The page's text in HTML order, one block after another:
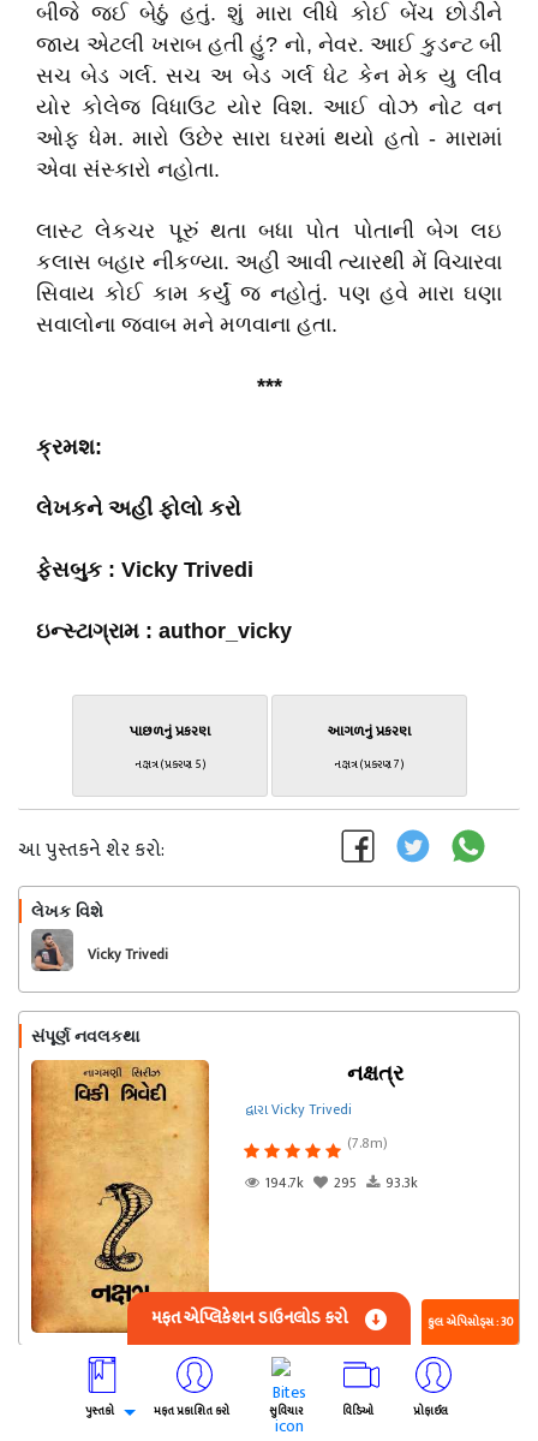
બીજે જઈ બેઠું હતું. શું મારા લીધે કોઈ બેંચ છોડીને
જાય એટલી ખરાબ હતી હું? નો, નેવર. આઈ કુડન્ટ બી
સચ બેડ ગર્લ. સચ અ બેડ ગર્લ ધેટ કેન મેક યુ લીવ
યોર કોલેજ વિધાઉટ યોર વિશ. આઈ વોઝ નોટ વન
ઓફ ધેમ. મારો ઉછેર સારા ઘરમાં થયો હતો - મારામાં
એવા સંસ્કારો નહોતા.
લાસ્ટ લેકચર પૂરું થતા બધા પોત પોતાની બેગ લઇ
કલાસ બહાર નીકળ્યા. અહી આવી ત્યારથી મેં વિચારવા
સિવાય કોઈ કામ કર્યું જ નહોતું. પણ હવે મારા ઘણા
સવાલોના જવાબ મને મળવાના હતા.
***
ક્રમશ:
લેખકને અહી ફોલો કરો
ફેસબુક : Vicky Trivedi
ઇન્સ્ટાગ્રામ : author_vicky
પાછળનું પ્રકરણ
નક્ષત્ર (પ્રકરણ 5)
આગળનું પ્રકરણ
નક્ષત્ર (પ્રકરણ 7)
આ પુસ્તકને શેર કરો:
લેખક વિશે
Vicky Trivedi
સંપૂર્ણ નવલકથા
નક્ષત્ર
દ્વારા Vicky Trivedi
(7.8m)
194.7k
295 93.3k
કુલ એપિસોડ્સ : 30
NEW REALESED
મફત એપ્લિકેશન ડાઉનલોડ કરો
પુસ્તકો મફત પ્રકાશિત કરો સુવિચાર વિડિઓ પ્રોફાઈલ